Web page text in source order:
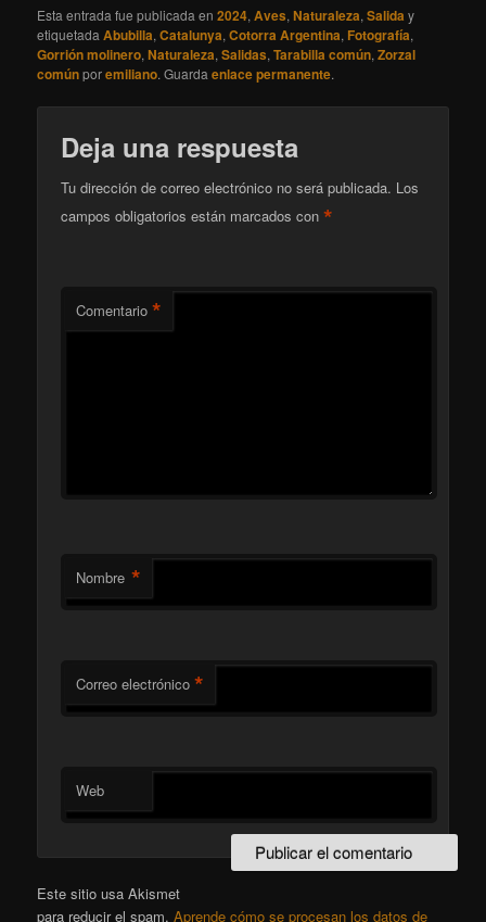
Esta entrada fue publicada en2024,Aves,Naturaleza,Salida y
etiquetadaAbubilla,Catalunya,Cotorra Argentina, Fotografía,
Gorrión molinero,Naturaleza,Salidas,Tarabilla común,Zorzal
comúnporemiliano. Guardaenlace permanente.
Deja una respuesta
Tu dirección de correo electrónico no será publicada. Los
campos obligatorios están marcados con*
Comentario *
Nombre *
Correo electrónico *
Web
Este sitio usa Akismet
para reducir el spam.Aprende cómo se procesan los datos de